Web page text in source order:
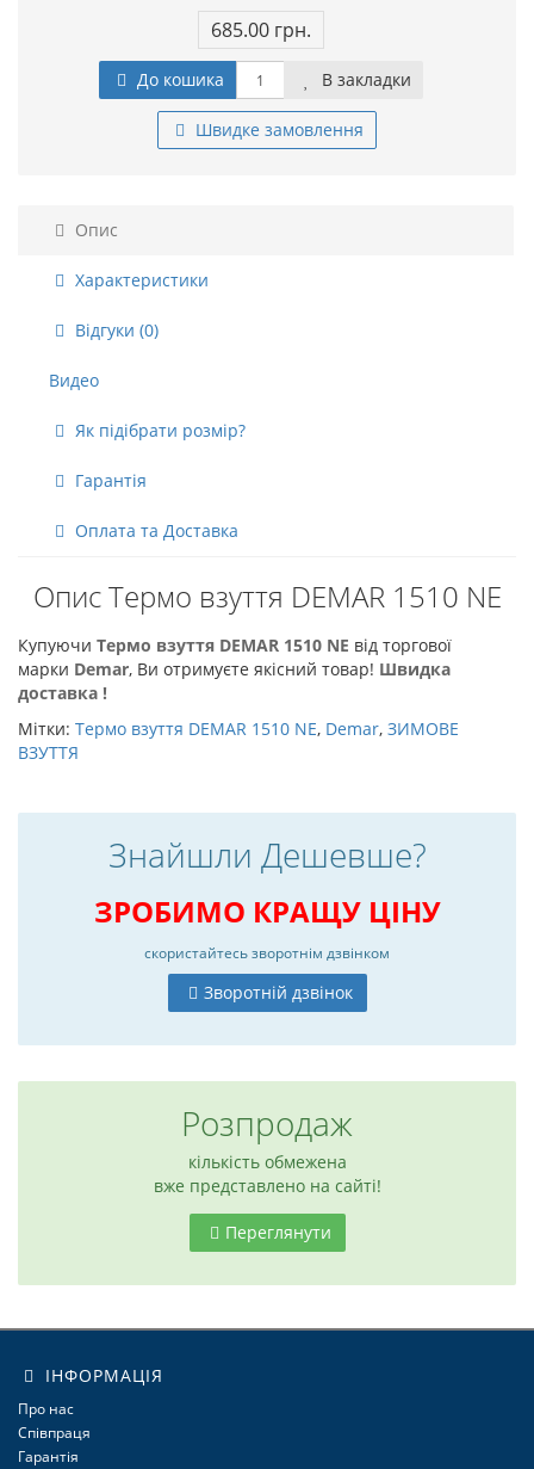
685.00 грн.
До кошика В закладки
Швидке замовлення
Опис
Характеристики
Відгуки (0)
Видео
Як підібрати розмір?
Гарантія
Оплата та Доставка
Опис Термо взуття DEMAR 1510 NE
Купуючи Термо взуття DEMAR 1510 NE від торгової
марки Demar, Ви отримуєте якісний товар! Швидка
доставка !
Мітки: Термо взуття DEMAR 1510 NE, Demar, ЗИМОВЕ
ВЗУТТЯ
Знайшли Дешевше?
ЗРОБИМО КРАЩУ ЦІНУ
скористайтесьзворотнім дзвінком
Зворотній дзвінок
Розпродаж
кількість обмежена
вже представлено на сайті!
Переглянути
ІНФОРМАЦІЯ
Про нас
Співпраця
Гарантія